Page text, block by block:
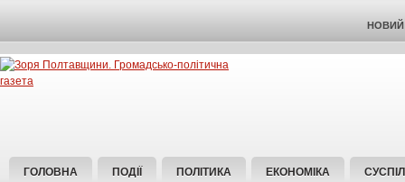
НОВИЙ
ГОЛОВНА ПОДІЇ ПОЛІТИКА ЕКОНОМІКА